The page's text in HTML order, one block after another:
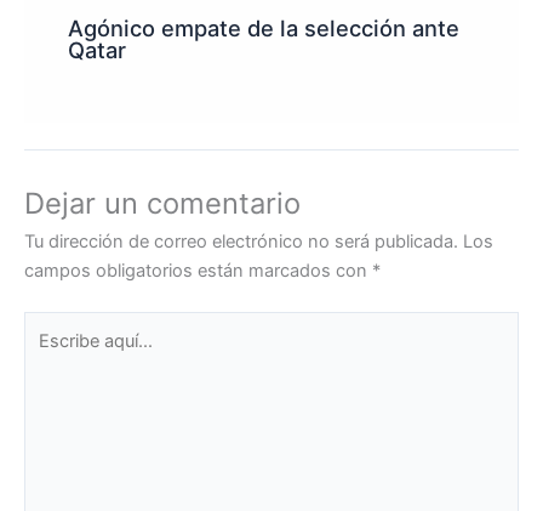
Agónico empate de la selección ante
Qatar
Dejar un comentario
Tu dirección de correo electrónico no será publicada. Los
campos obligatorios están marcados con *
aquí...